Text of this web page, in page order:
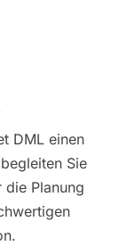
DML einen
Sie
Planung